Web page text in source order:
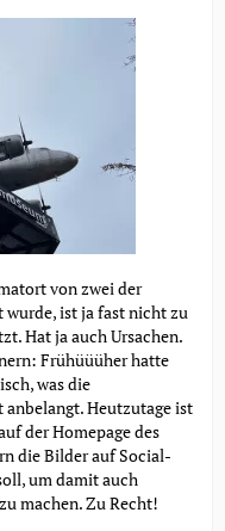
von zwei der
ist ja fast nicht zu
Hat ja auch Ursachen.
Frühüüüher hatte
was die
Heutzutage ist
der Homepage des
die Bilder auf Social-
um damit auch
machen. Zu Recht!